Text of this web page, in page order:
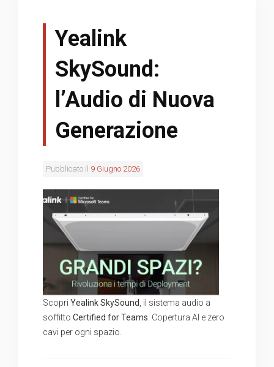
Yealink
SkySound:
l’Audio di Nuova
Generazione
Pubblicato il 9 Giugno 2026
Scopri Yealink SkySound, il sistema audio a
soffitto Certified for Teams. Copertura AI e zero
cavi per ogni spazio.